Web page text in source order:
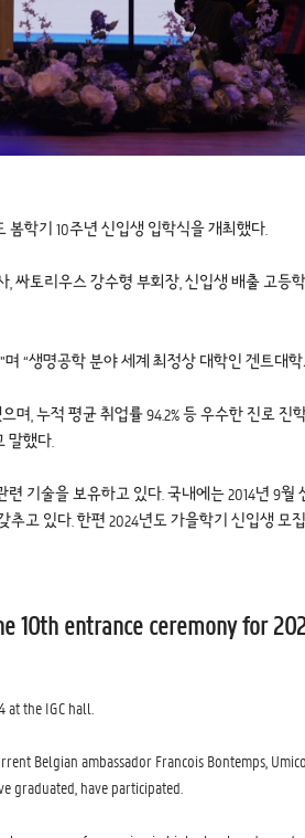
봄학기 10주년 신입생 입학식을 개최했다.
싸토리우스 강수형 부회장, 신입생 배출 고
“생명공학 분야 세계 최정상 대학인 겐트대
, 누적 평균 취업률 94.2% 등 우수한 진로
말했다.
기술을 보유하고 있다. 국내에는 2014년 9
고 있다. 한편 2024년도 가을학기 신입생 모
10th entrance ceremony for
at the IGC hall.
Belgian ambassador Francois Bontemps,
graduated, have participated.